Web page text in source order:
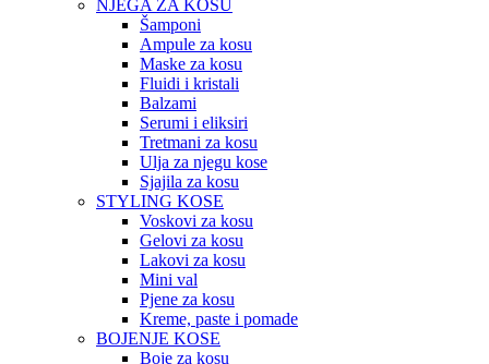
NJEGA ZA KOSU
Šamponi
Ampule za kosu
Maske za kosu
Fluidi i kristali
Balzami
Serumi i eliksiri
Tretmani za kosu
Ulja za njegu kose
Sjajila za kosu
STYLING KOSE
Voskovi za kosu
Gelovi za kosu
Lakovi za kosu
Mini val
Pjene za kosu
Kreme, paste i pomade
BOJENJE KOSE
Boje za kosu